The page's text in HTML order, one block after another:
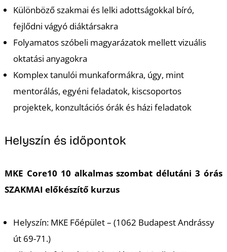
Különböző szakmai és lelki adottságokkal bíró,
fejlődni vágyó diáktársakra
Folyamatos szóbeli magyarázatok mellett vizuális
oktatási anyagokra
Komplex tanulói munkaformákra, úgy, mint
mentorálás, egyéni feladatok, kiscsoportos
projektek, konzultációs órák és házi feladatok
Helyszín és időpontok
MKE Core10 10 alkalmas szombat délutáni 3 órás
SZAKMAI előkészítő kurzus
Helyszín: MKE Főépület – (1062 Budapest Andrássy
út 69-71.)